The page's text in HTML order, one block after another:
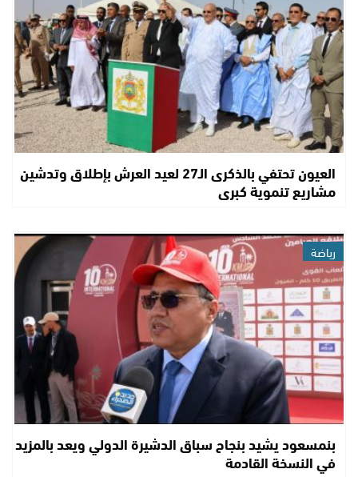
العيون تحتفي بالذكرى الـ27 لعيد العرش بإطلاق وتدشين
مشاريع تنموية كبرى
رياضة
بنمسعود يشيد بنجاح سباق الدشيرة الدولي ويعد بالمزيد
في النسخة القادمة